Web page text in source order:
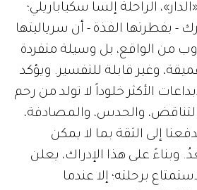
الراحلة إلسا سكياباريلي؛
- بفطرتها الفذة - أن سرياليتها
من الواقع، بل وسيلة متفردة
وغير قابلة للتفسير. ويؤكد
الأكثر خلوداً لا تولد من رحم
التناقض، والحدس، والمصادفة،
إلى الثقة بما لا يمكن
وبناءً على هذا الإدراك، يعلن
برحلته؛ إلا عندما